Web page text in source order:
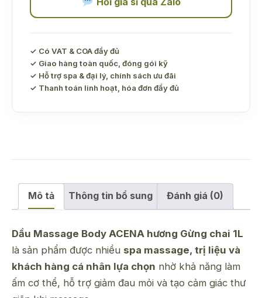
số
lượng
✓ Có VAT & COA đầy đủ
✓ Giao hàng toàn quốc, đóng gói kỹ
✓ Hỗ trợ spa & đại lý, chính sách ưu đãi
✓ Thanh toán linh hoạt, hóa đơn đầy đủ
Mô tả Thông tin bổ sung Đánh giá (0)
Dầu Massage Body ACENA hương Gừng chai 1L
là sản phẩm được nhiều spa massage, trị liệu và
khách hàng cá nhân lựa chọn nhờ khả năng làm
ấm cơ thể, hỗ trợ giảm đau mỏi và tạo cảm giác thư